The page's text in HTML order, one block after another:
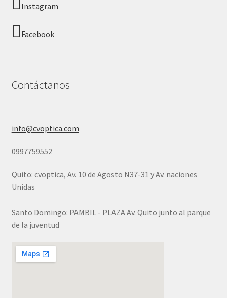
Instagram
Facebook
Contáctanos
info@cvoptica.com
0997759552
Quito: cvoptica, Av. 10 de Agosto N37-31 y Av. naciones
Unidas
Santo Domingo: PAMBIL - PLAZA Av. Quito junto al parque
de la juventud